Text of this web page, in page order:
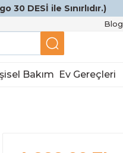
30 DESİ ile Sınırlıdır.)
Blog
Bakım Ev Gereçleri